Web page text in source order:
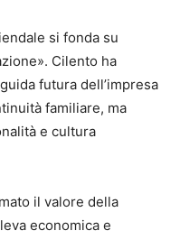
si fonda su
Cilento ha
futura dell’impresa
familiare, ma
e cultura
il valore della
economica e